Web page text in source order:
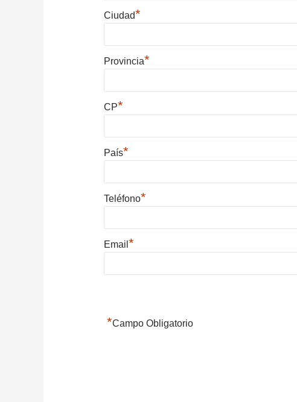
Ciudad*
Provincia*
CP*
País*
Teléfono*
Email*
*Campo Obligatorio